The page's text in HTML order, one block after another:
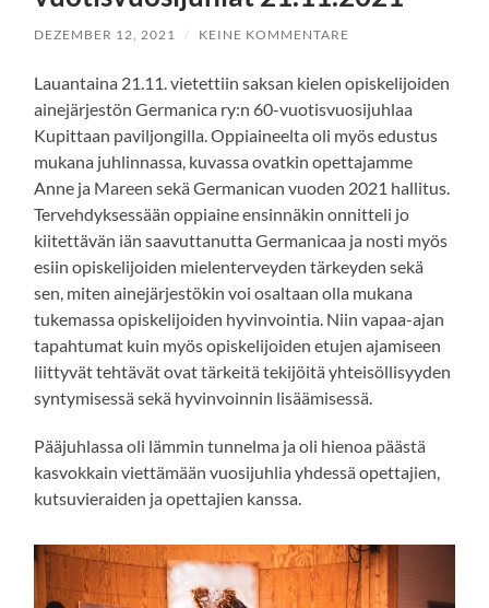
DEZEMBER 12, 2021 / KEINE KOMMENTARE
Lauantaina 21.11. vietettiin saksan kielen opiskelijoiden
ainejärjestön Germanica ry:n 60-vuotisvuosijuhlaa
Kupittaan paviljongilla. Oppiaineelta oli myös edustus
mukana juhlinnassa, kuvassa ovatkin opettajamme
Anne ja Mareen sekä Germanican vuoden 2021 hallitus.
Tervehdyksessään oppiaine ensinnäkin onnitteli jo
kiitettävän iän saavuttanutta Germanicaa ja nosti myös
esiin opiskelijoiden mielenterveyden tärkeyden sekä
sen, miten ainejärjestökin voi osaltaan olla mukana
tukemassa opiskelijoiden hyvinvointia. Niin vapaa-ajan
tapahtumat kuin myös opiskelijoiden etujen ajamiseen
liittyvät tehtävät ovat tärkeitä tekijöitä yhteisöllisyyden
syntymisessä sekä hyvinvoinnin lisäämisessä.
Pääjuhlassa oli lämmin tunnelma ja oli hienoa päästä
kasvokkain viettämään vuosijuhlia yhdessä opettajien,
kutsuvieraiden ja opettajien kanssa.